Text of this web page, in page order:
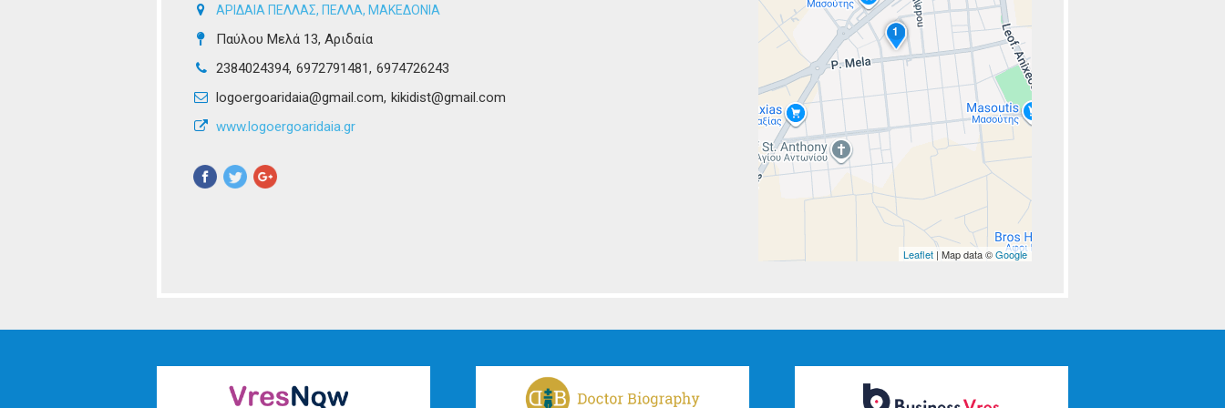
ΑΡΙΔΑΙΑ ΠΕΛΛΑΣ, ΠΕΛΛΑ, ΜΑΚΕΔΟΝΙΑ
Παύλου Μελά 13, Αριδαία
2384024394 6972791481
6974726243
logoergoaridaia@gmail.com kikidist@gmail.com
www.logoergoaridaia.gr
1
Leaflet | Map data ©Google